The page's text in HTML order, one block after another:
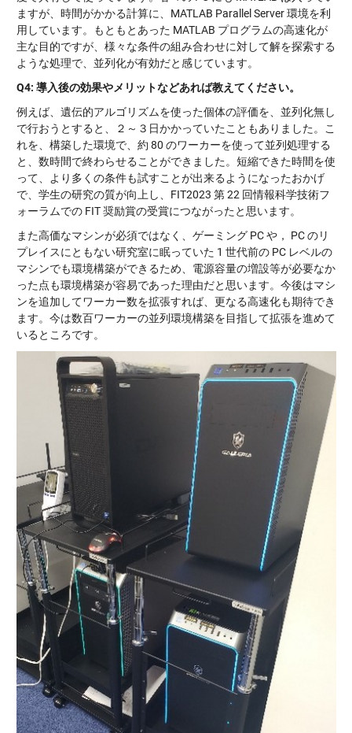
ますが、時間がかかる計算に、MATLAB Parallel Server 環境を利
用しています。もともとあった MATLAB プログラムの高速化が
主な目的ですが、様々な条件の組み合わせに対して解を探索する
ような処理で、並列化が有効だと感じています。
Q4: 導入後の効果やメリットなどあれば教えてください。
例えば、遺伝的アルゴリズムを使った個体の評価を、並列化無し
で行おうとすると、２～３日かかっていたこともありました。こ
れを、構築した環境で、約 80 のワーカーを使って並列処理する
と、数時間で終わらせることができました。短縮できた時間を使
って、より多くの条件も試すことが出来るようになったおかげ
で、学生の研究の質が向上し、FIT2023 第 22 回情報科学技術フ
ォーラムでの FIT 奨励賞の受賞につながったと思います。
また高価なマシンが必須ではなく、ゲーミング PC や， PC のリ
プレイスにともない研究室に眠っていた 1 世代前の PC レベルの
マシンでも環境構築ができるため、電源容量の増設等が必要なか
った点も環境構築が容易であった理由だと思います。今後はマシ
ンを追加してワーカー数を拡張すれば、更なる高速化も期待でき
ます。今は数百ワーカーの並列環境構築を目指して拡張を進めて
いるところです。